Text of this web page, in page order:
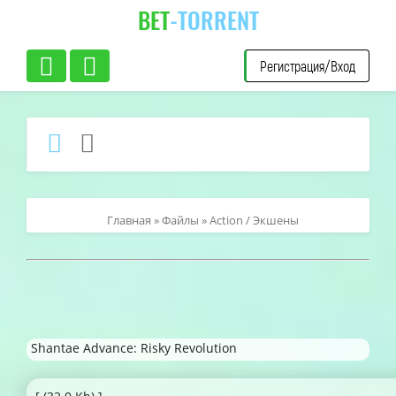
BET-TORRENT
Регистрация/Вход
Главная »Файлы »Action / Экшены
Shantae Advance: Risky Revolution